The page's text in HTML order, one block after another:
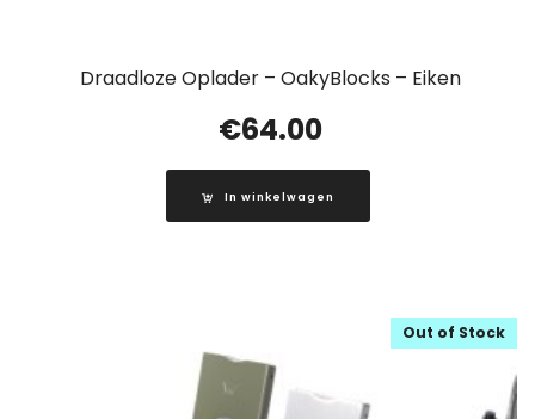
Draadloze Oplader – OakyBlocks – Eiken
€64.00
In winkelwagen
Out of Stock